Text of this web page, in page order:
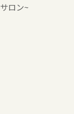
ロン~